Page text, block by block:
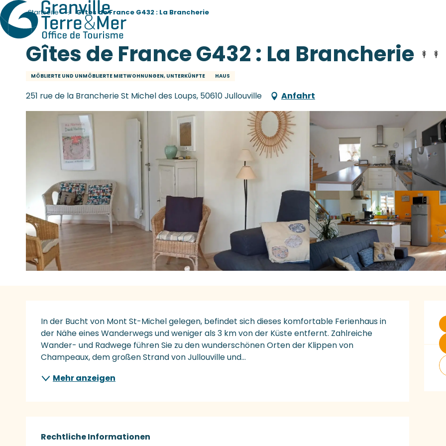
Startseite Gîtes de France G432 : La Brancherie
Gîtes de France G432 : La Brancherie
MÖBLIERTE UND UNMÖBLIERTE MIETWOHNUNGEN, UNTERKÜNFTE HAUS
251 rue de la Brancherie St Michel des Loups, 50610 Jullouville Anfahrt
Beschreibung
In der Bucht von Mont St-Michel gelegen, befindet sich dieses komfortable Ferienhaus in
der Nähe eines Wanderwegs und weniger als 3 km von der Küste entfernt. Zahlreiche
Wander- und Radwege führen Sie zu den wunderschönen Orten der Klippen von
Champeaux, dem großen Strand von Jullouville und...
Mehr anzeigen
Rechtliche Informationen
Rechtliche Informationen